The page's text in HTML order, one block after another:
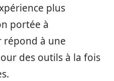
plus
portée à
répond à une
des outils à la fois